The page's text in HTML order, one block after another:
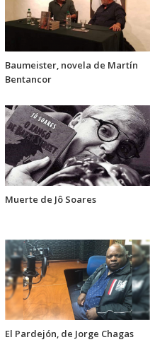
Baumeister, novela de Martín
Bentancor
Muerte de Jô Soares
El Pardejón, de Jorge Chagas